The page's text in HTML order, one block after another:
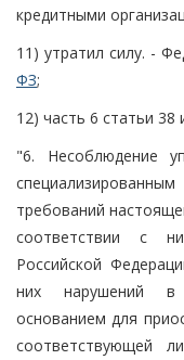
кредитными
11) утратил силу. -
ФЗ;
12) часть 6 статьи
"6. Несоблюдение
требований
соответствии с
Российской
них нарушений в
основанием для
соответствующей